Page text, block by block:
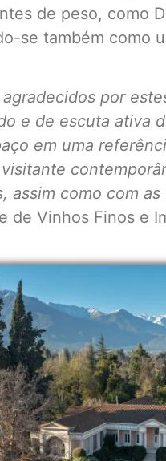
de peso, como
se também como
por
e de escuta ativa
em uma
como com as
de Vinhos Finos e